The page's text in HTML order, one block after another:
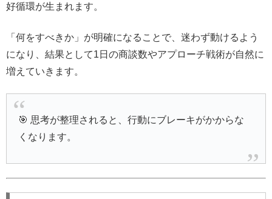
好循環が生まれます。
「何をすべきか」が明確になることで、迷わず動けるよう
になり、結果として1日の商談数やアプローチ戦術が自然に
増えていきます。
🎯 思考が整理されると、行動にブレーキがかからな
くなります。